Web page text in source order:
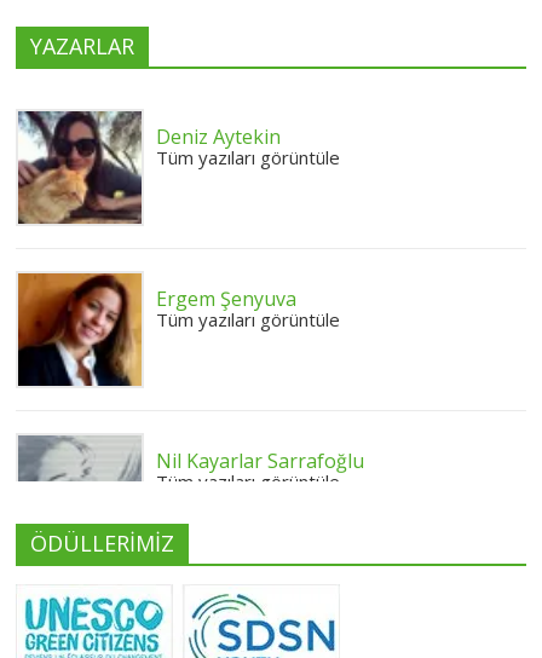
YAZARLAR
Deniz Aytekin
Tüm yazıları görüntüle
Ergem Şenyuva
Tüm yazıları görüntüle
Nil Kayarlar Sarrafoğlu
Tüm yazıları görüntüle
Yeliz Yılmaz
Tüm yazıları görüntüle
ÖDÜLLERİMİZ